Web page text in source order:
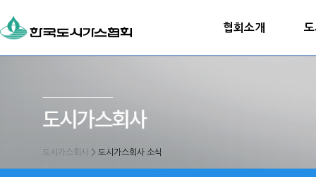
협회소개
도시가스회사 > 도시가스회사 소식